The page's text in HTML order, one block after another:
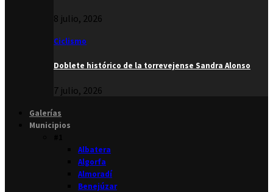
8 julio, 2026
Ciclismo
Doblete histórico de la torrevejense Sandra Alonso
7 julio, 2026
Galerías
Municipios
Albatera
Algorfa
Almoradí
Benejúzar